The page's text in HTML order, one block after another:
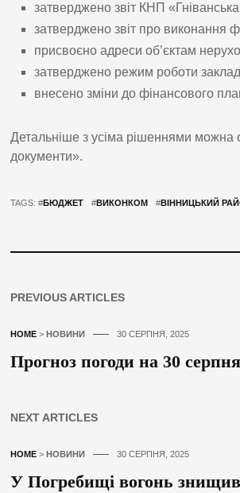
затверджено звіт КНП
затверджено звіт про виконання
присвоєно адреси об’єктам
затверджено режим роботи
внесено зміни до фінансового
Детальніше з усіма рішеннями можна
документи».
TAGS: #БЮДЖЕТ #ВИКОНКОМ #ВІННИЦЬКИЙ
PREVIOUS ARTICLES
HOME> НОВИНИ 30 СЕРПНЯ, 2025
Прогноз погоди на 30
NEXT ARTICLES
HOME> НОВИНИ 30 СЕРПНЯ, 2025
У Погребищі вогонь знищив